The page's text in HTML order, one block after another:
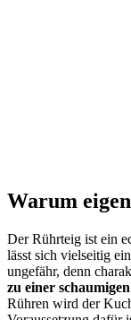
Warum
Der Rührteig ist ein
lässt sich vielseitig
ungefähr, denn
zu einer
Rühren wird der